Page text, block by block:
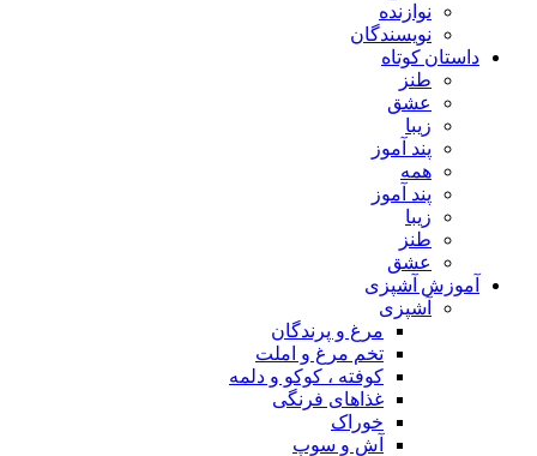
نوازنده
نویسندگان
داستان کوتاه
طنز
عشق
زیبا
پند آموز
همه
پند آموز
زیبا
طنز
عشق
آموزش آشپزی
آشپزی
مرغ و پرندگان
تخم مرغ و املت
کوفته ، کوکو و دلمه
غذاهای فرنگی
خوراک
آش و سوپ